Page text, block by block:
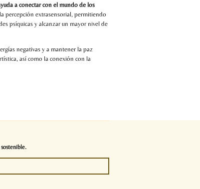
a conectar con el mundo de los
percepción extrasensorial, permitiendo
psíquicas y alcanzar un mayor nivel de
negativas y a mantener la paz
así como la conexión con la